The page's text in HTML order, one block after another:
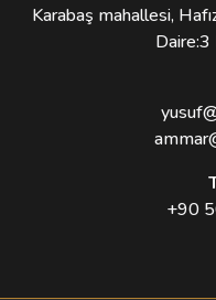
Karabaş mahallesi,
Daire:3
+90